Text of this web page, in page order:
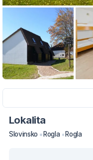
Lokalita
Slovinsko Rogla Rogla